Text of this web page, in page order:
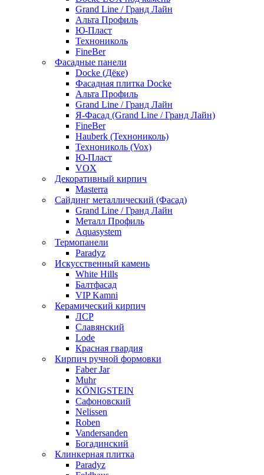
Grand Line / Гранд Лайн
Альта Профиль
Ю-Пласт
Технониколь
FineBer
Фасадные панели
Docke (Дёке)
Фасадная плитка Docke
Альта Профиль
Grand Line / Гранд Лайн
Я-Фасад (Grand Line / Гранд Лайн)
FineBer
Hauberk (Технониколь)
Технониколь (Vox)
Ю-Пласт
VOX
Декоративный кирпич
Masterra
Сайдинг металлический (Фасад)
Grand Line / Гранд Лайн
Металл Профиль
Aquasystem
Термопанели
Paradyz
Искусственный камень
White Hills
Балтфасад
VIP Kamni
Керамический кирпич
ЛСР
Славянский
Lode
Красная гвардия
Кирпич ручной формовки
Faber Jar
Muhr
KÖNIGSTEIN
Сафоновский
Nelissen
Roben
Vandersanden
Богадинский
Клинкерная плитка
Paradyz